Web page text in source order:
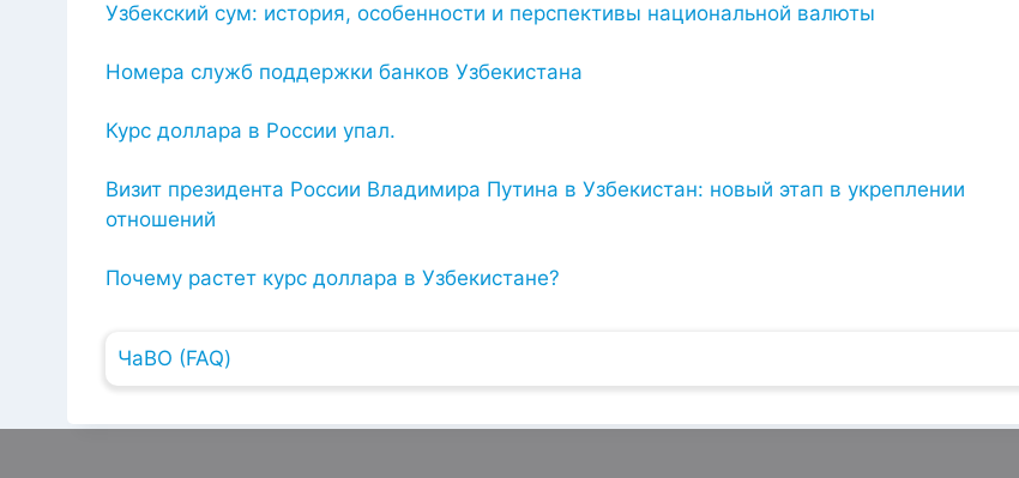
Узбекский сум: история, особенности и перспективы национальной валюты
Номера служб поддержки банков Узбекистана
Курс доллара в России упал.
Визит президента России Владимира Путина в Узбекистан: новый этап в укреплении
отношений
Почему растет курс доллара в Узбекистане?
ЧаВО (FAQ)